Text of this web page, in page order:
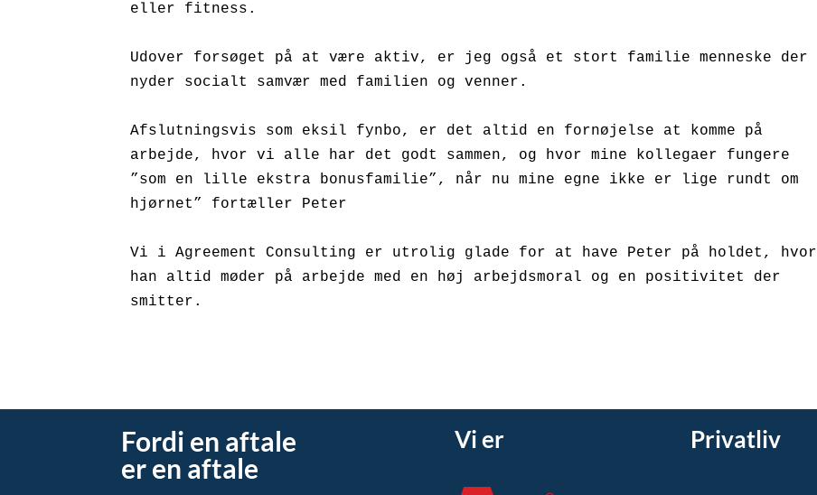
eller fitness.
Udover forsøget på at være aktiv, er jeg også et stort familie menneske der
nyder socialt samvær med familien og venner.
Afslutningsvis som eksil fynbo, er det altid en fornøjelse at komme på
arbejde, hvor vi alle har det godt sammen, og hvor mine kollegaer fungere
”som en lille ekstra bonusfamilie”, når nu mine egne ikke er lige rundt om
hjørnet” fortæller Peter
Vi i Agreement Consulting er utrolig glade for at have Peter på holdet, hvor
han altid møder på arbejde med en høj arbejdsmoral og en positivitet der
smitter.
Fordi en aftale
er en aftale
Vi er Privatliv